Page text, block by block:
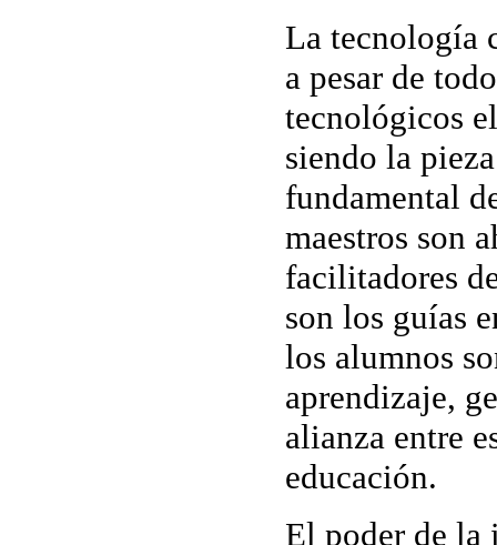
La tecnología
a pesar de
tecnológicos
siendo la
fundamental
maestros son
facilitadores
son los guías
los alumnos
aprendizaje,
alianza entre
educación.
El poder de la